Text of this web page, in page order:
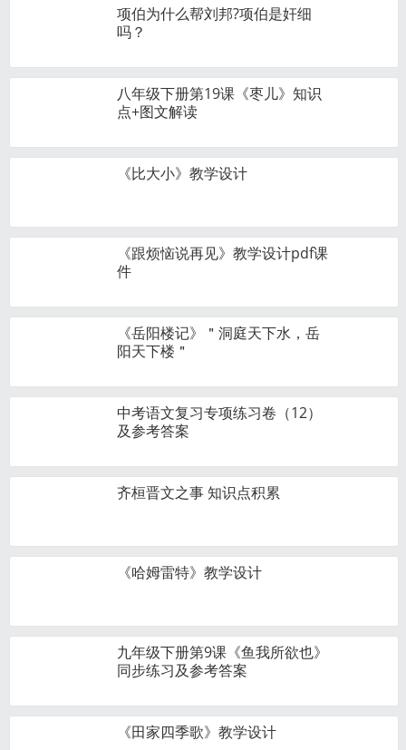
项伯为什么帮刘邦?项伯是奸细
吗？
八年级下册第19课《枣儿》知识
点+图文解读
《比大小》教学设计
《跟烦恼说再见》教学设计pdf课
件
《岳阳楼记》＂洞庭天下水，岳
阳天下楼＂
中考语文复习专项练习卷（12）
及参考答案
齐桓晋文之事 知识点积累
《哈姆雷特》教学设计
九年级下册第9课《鱼我所欲也》
同步练习及参考答案
《田家四季歌》教学设计